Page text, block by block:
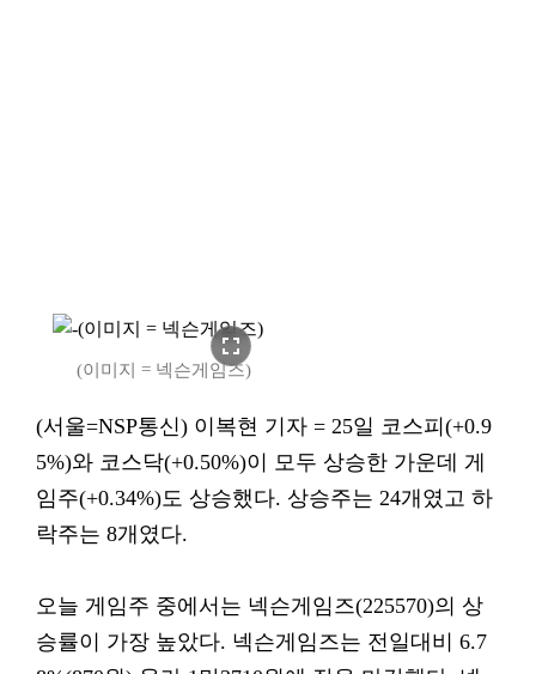
fullscreen
(이미지 = 넥슨게임즈)
(서울=NSP통신) 이복현 기자 = 25일 코스피(+0.9
5%)와 코스닥(+0.50%)이 모두 상승한 가운데 게
임주(+0.34%)도 상승했다. 상승주는 24개였고 하
락주는 8개였다.
오늘 게임주 중에서는 넥슨게임즈(225570)의 상
승률이 가장 높았다. 넥슨게임즈는 전일대비 6.7